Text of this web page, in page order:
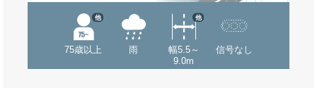
75歳以上
他
雨
幅5.5～
9.0m
他
信号なし